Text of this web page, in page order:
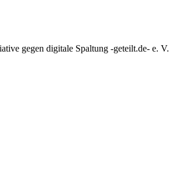
gegen digitale Spaltung -geteilt.de- e. V.